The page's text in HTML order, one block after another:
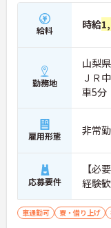
給料 時給
勤務地
山梨
ＪＲ
車5分
雇用形態 非常
応募要件
【必
経験
車通勤可 寮・借り上げ